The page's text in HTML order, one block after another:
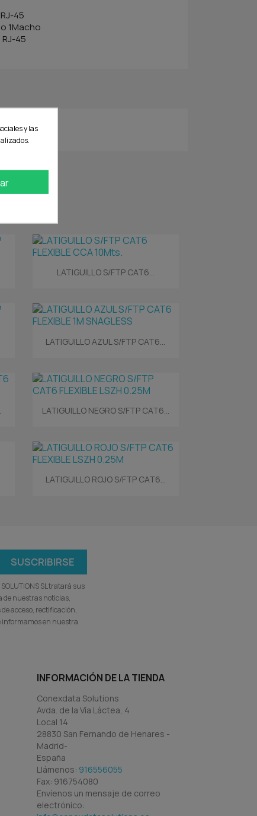
45
1Macho
45
Vista rápida
LATIGUILLO S/FTP CAT6...
Vista rápida
LATIGUILLO AZUL S/FTP CAT6...
Vista rápida
LATIGUILLO NEGRO S/FTP CAT6...
Vista rápida
LATIGUILLO ROJO S/FTP CAT6...
SL tratará sus
de nuestras noticias,
acceso, rectificación,
informamos en nuestra
INFORMACIÓN DE LA TIENDA
Conexdata Solutions
Avda. de la Vía Láctea, 4
Local 14
28830 San Fernando de Henares -
Madrid-
España
Llámenos: 916556055
Fax: 916754080
Envíenos un mensaje de correo
electrónico:
y las